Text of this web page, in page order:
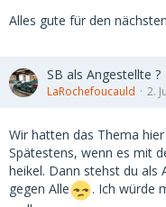
Alles gute für den
SB als Angestellte ?
LaRochefoucauld 2.
Wir hatten das Thema
Spätestens, wenn es mit
heikel. Dann stehst du als
gegen Alle
. Ich würde